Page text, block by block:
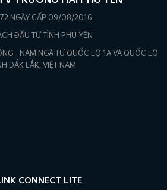
NGÀY CẤP 09/08/2016
ĐẦU TƯ TỈNH PHÚ YÊN
- NAM NGÃ TƯ QUỐC LỘ 1A VÀ QUỐC LỘ
ĐẮK LẮK, VIỆT NAM
CONNECT LITE